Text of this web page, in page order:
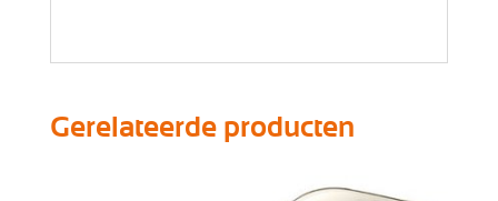
Gerelateerde producten